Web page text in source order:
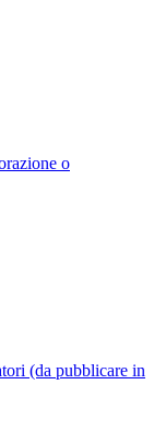
o
(da pubblicare in